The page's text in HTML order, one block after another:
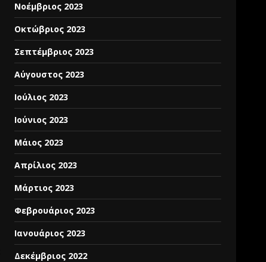
Νοέμβριος 2023
Οκτώβριος 2023
Σεπτέμβριος 2023
Αύγουστος 2023
Ιούλιος 2023
Ιούνιος 2023
Μάιος 2023
Απρίλιος 2023
Μάρτιος 2023
Φεβρουάριος 2023
Ιανουάριος 2023
Δεκέμβριος 2022